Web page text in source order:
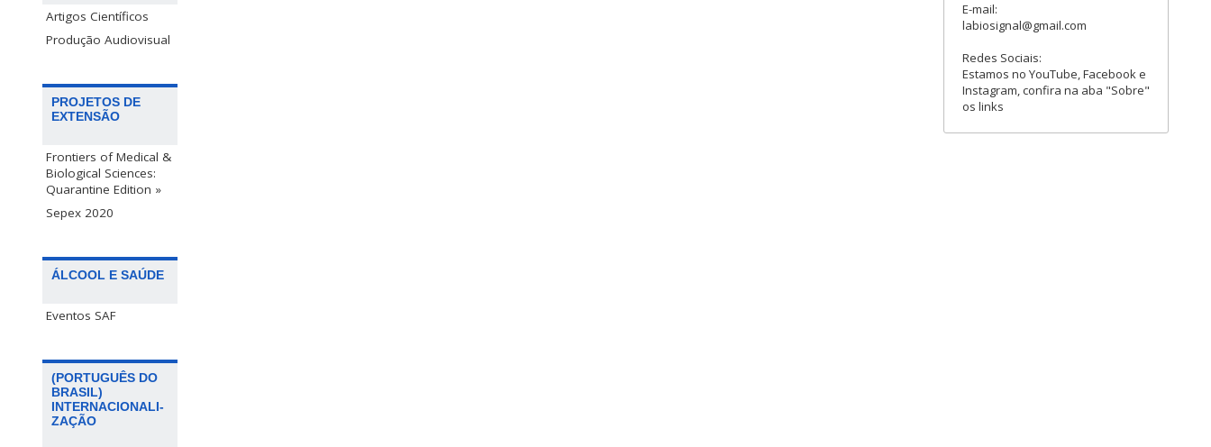
Artigos Científicos
Produção Audiovisual
PROJETOS DE
EXTENSÃO
Frontiers of Medical &
Biological Sciences:
Quarantine Edition »
Sepex 2020
ÁLCOOL E SAÚDE
Eventos SAF
(PORTUGUÊS DO
BRASIL)
INTERNACIONALI-
ZAÇÃO
E-mail:
labiosignal@gmail.com
Redes Sociais:
Estamos no YouTube, Facebook e
Instagram, confira na aba "Sobre"
os links